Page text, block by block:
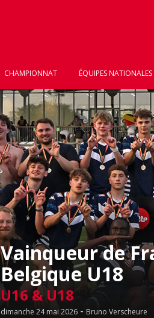
CHAMPIONNAT ÉQUIPES NATIONALES
Vainqueur de
Belgique U18
U16 & U18
dimanche 24 mai 2026 - Bruno Verscheure